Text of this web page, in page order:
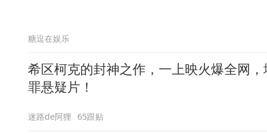
糖逗在娱乐
希区柯克的封神之作，一上映火爆全网
罪悬疑片！
迷路de阿狸 65跟贴